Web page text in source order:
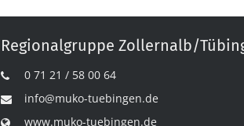
Regionalgruppe Zollernalb/
0 71 21 / 58 00 64
info@muko-tuebingen.de
www.muko-tuebingen.de